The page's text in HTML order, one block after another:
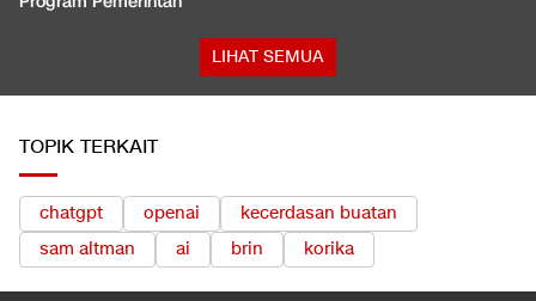
LIHAT SEMUA
TOPIK TERKAIT
chatgpt openai
kecerdasan buatan
sam altman
ai brin korika